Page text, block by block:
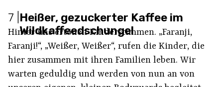
7 Heißer, gezuckerter Kaffee im
Wildkaffeedschungel
Hinter uns ertönen Kinderstimmen. „Faranji,
Faranji!“, „Weißer, Weißer“, rufen die Kinder, die
hier zusammen mit ihren Familien leben. Wir
warten geduldig und werden von nun an von